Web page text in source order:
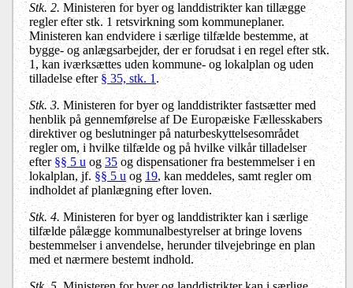
Stk. 2. Ministeren for byer og landdistrikter kan tillægge
regler efter stk. 1 retsvirkning som kommuneplaner.
Ministeren kan endvidere i særlige tilfælde bestemme, at
bygge- og anlægsarbejder, der er forudsat i en regel efter stk.
1, kan iværksættes uden kommune- og lokalplan og uden
tilladelse efter § 35, stk. 1.
Stk. 3.Ministeren for byer og landdistrikter fastsætter med
henblik på gennemførelse af De Europæiske Fællesskabers
direktiver og beslutninger på naturbeskyttelsesområdet
regler om, i hvilke tilfælde og på hvilke vilkår tilladelser
efter§§ 5 uog35og dispensationer fra bestemmelser i en
lokalplan,jf. §§ 5 uog19, kan meddeles, samt regler om
indholdet af planlægning efter loven.
Stk. 4. Ministeren for byer og landdistrikter kan i særlige
tilfælde pålægge kommunalbestyrelser at bringe lovens
bestemmelser i anvendelse, herunder tilvejebringe en plan
med et nærmere bestemt indhold.